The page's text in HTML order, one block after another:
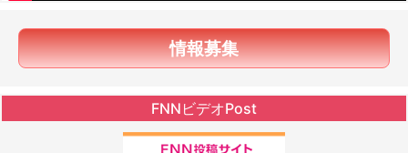
情報募集
FNNビデオPost